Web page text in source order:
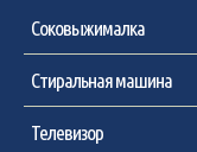
Соковыжималка
Стиральная машина
Телевизор